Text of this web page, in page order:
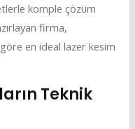
komple çözüm
firma,
en ideal lazer kesim
Teknik